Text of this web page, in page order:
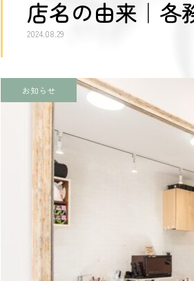
店名の由来｜各
2024.08.29
お知らせ